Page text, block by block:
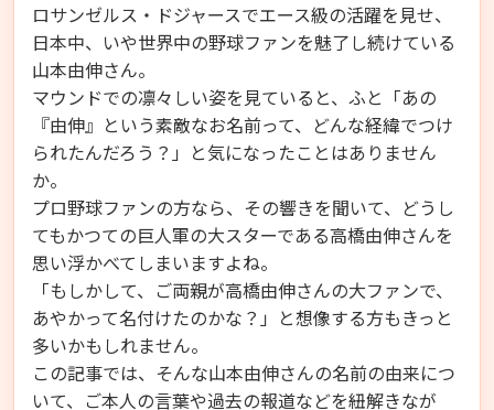
ロサンゼルス・ドジャースでエース級の活躍を見せ、
日本中、いや世界中の野球ファンを魅了し続けている
山本由伸さん。
マウンドでの凛々しい姿を見ていると、ふと「あの
『由伸』という素敵なお名前って、どんな経緯でつけ
られたんだろう？」と気になったことはありません
か。
プロ野球ファンの方なら、その響きを聞いて、どうし
てもかつての巨人軍の大スターである高橋由伸さんを
思い浮かべてしまいますよね。
「もしかして、ご両親が高橋由伸さんの大ファンで、
あやかって名付けたのかな？」と想像する方もきっと
多いかもしれません。
この記事では、そんな山本由伸さんの名前の由来につ
いて、ご本人の言葉や過去の報道などを紐解きなが